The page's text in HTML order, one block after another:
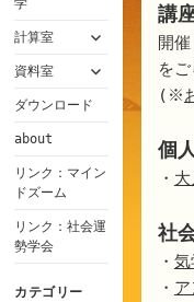
ー
展
ニ
ー
展
計算室
メ
ュ
開
資料室
メ
を
ダウンロード
about
リンク：マイン
ドズーム
リンク：社会運
勢学会
カテゴリー
講
開
をご
(※
個
・
社
・ 気
・